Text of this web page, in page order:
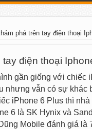
phá trên tay điện thoại
tay điện thoại
gần giống với chiếc
nhưng vẫn có sự
iPhone 6 Plus thì
6 là SK Hynix và
Mobile đánh giá là